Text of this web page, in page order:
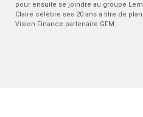
pour ensuite se joindre au groupe
Claire célèbre ses 20 ans à titre de
Vision Finance partenaire GFM.